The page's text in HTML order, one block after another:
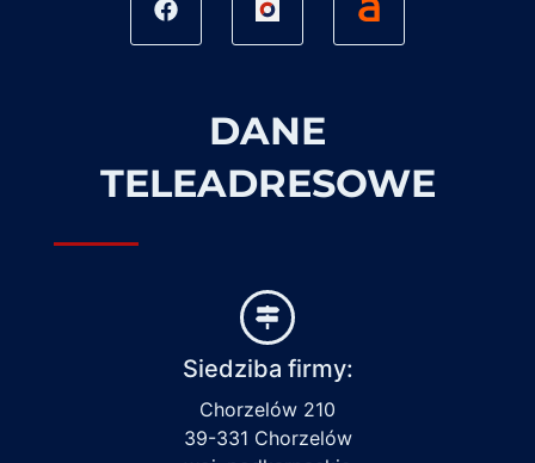
DANE
TELEADRESOWE
Siedziba firmy:
Chorzelów 210
39-331 Chorzelów